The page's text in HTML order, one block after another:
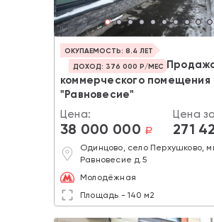
ОКУПАЕМОСТЬ: 8.4 ЛЕТ
ДОХОД: 376 000 Р/МЕС
коммерческого
"Равновесие"
Цена:
38 000 000 a
Цена
271
Одинцово, село Перхушково,
Равновесие д.5
Молодёжная
Площадь - 140 м2